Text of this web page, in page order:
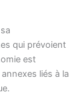
qui prévoient
est
liés à la